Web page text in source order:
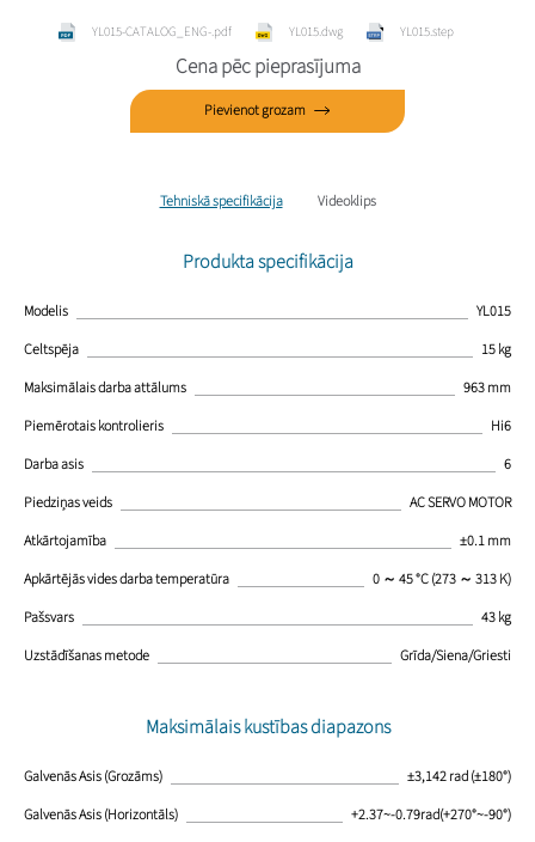
Cena pēc pieprasījuma
YL015-CATALOG_ENG-.pdf YL015.dwg YL015.step
Pievienot grozam
Tehniskā specifikācija Videoklips
Produkta specifikācija
Modelis
YL015
Celtspēja
15 kg
Maksimālais darba attālums
963 mm
Piemērotais kontrolieris
Hi6
Darba asis
6
Piedziņas veids
AC SERVO MOTOR
Atkārtojamība
±0.1 mm
Apkārtējās vides darba temperatūra
0 ～ 45 °C (273 ～ 313 K)
Pašsvars
43 kg
Uzstādīšanas metode
Grīda/Siena/Griesti
Maksimālais kustības diapazons
Galvenās Asis (Grozāms)
±3,142 rad (±180°)
Galvenās Asis (Horizontāls)
+2.37~-0.79rad(+270°~-90°)